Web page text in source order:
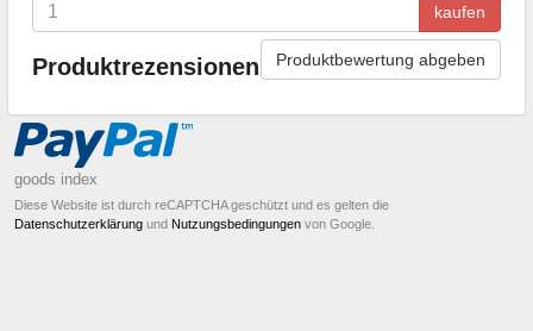
kaufen
Produktrezensionen Produktbewertung abgeben
goods index
Diese Website ist durch reCAPTCHA geschützt und es gelten die
Datenschutzerklärung und Nutzungsbedingungen von Google.